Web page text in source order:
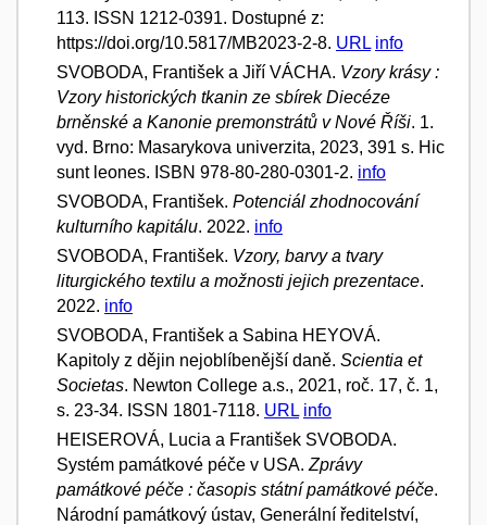
113. ISSN 1212-0391. Dostupné z:
https://doi.org/10.5817/MB2023-2-8. URL info
SVOBODA, František a Jiří VÁCHA. Vzory krásy :
Vzory historických tkanin ze sbírek Diecéze
brněnské a Kanonie premonstrátů v Nové Říši. 1.
vyd. Brno: Masarykova univerzita, 2023, 391 s. Hic
sunt leones. ISBN 978-80-280-0301-2. info
SVOBODA, František. Potenciál zhodnocování
kulturního kapitálu. 2022. info
SVOBODA, František. Vzory, barvy a tvary
liturgického textilu a možnosti jejich prezentace.
2022. info
SVOBODA, František a Sabina HEYOVÁ.
Kapitoly z dějin nejoblíbenější daně. Scientia et
Societas. Newton College a.s., 2021, roč. 17, č. 1,
s. 23-34. ISSN 1801-7118. URL info
HEISEROVÁ, Lucia a František SVOBODA.
Systém památkové péče v USA. Zprávy
památkové péče : časopis státní památkové péče.
Národní památkový ústav, Generální ředitelství,